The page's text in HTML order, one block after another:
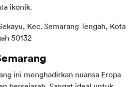
ikonik.
Kec. Semarang Tengah, Kota
50132
ini menghadirkan nuansa Eropa